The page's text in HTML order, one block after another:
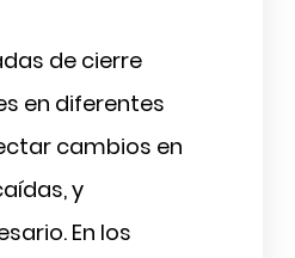
de cierre
en diferentes
cambios en
y
En los